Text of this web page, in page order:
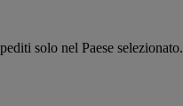
solo nel Paese selezionato.